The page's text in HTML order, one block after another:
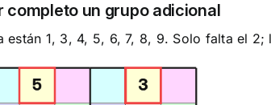
completo un grupo adicional
están 1, 3, 4, 5, 6, 7, 8, 9. Solo falta el 2;